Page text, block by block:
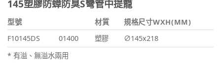
145塑膠防蟑防臭S彎管中提籠
型號 材質
規格尺寸WXH(MM)
F10145DS
01400 塑膠
∅145x218
* 有溢、無溢水兩用